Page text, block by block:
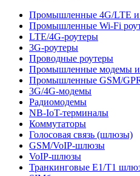
Промышленные 4G/LTE и
Промышленные Wi-Fi
LTE/4G-роутеры
3G-роутеры
Проводные роутеры
Промышленные модемы
Промышленные GSM/
3G/4G-модемы
Радиомодемы
NB-IoT-терминалы
Коммутаторы
Голосовая связь (шлюзы)
GSM/VoIP-шлюзы
VoIP-шлюзы
Транкинговые E1/T1